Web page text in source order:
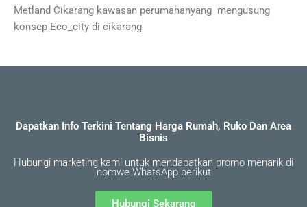
Metland Cikarang kawasan perumahanyang mengusung
konsep Eco_city di cikarang
Dapatkan Info Terkini Tentang Harga Rumah, Ruko Dan Area
Bisnis
Hubungi marketing kami untuk mendapatkan promo menarik di
nomwe WhatsApp berikut
Hubungi Sekarang